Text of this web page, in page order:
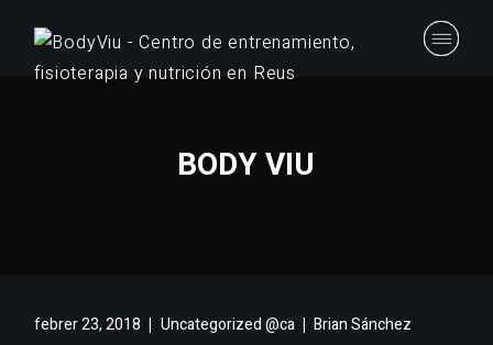
BODY VIU
febrer 23, 2018 Uncategorized @ca Brian Sánchez